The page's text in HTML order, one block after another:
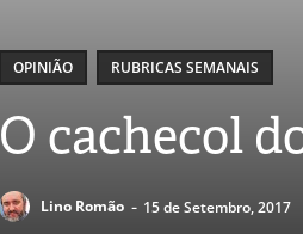
OPINIÃO RUBRICAS SEMANAIS
O cachecol
Lino Romão - 15 de Setembro, 2017